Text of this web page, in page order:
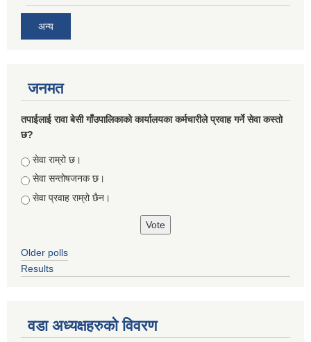
अन्य
जनमत
तपाईलाई रावा बेसी गाँउपालिकाको कार्यालयका कर्मचारीले प्रवाह गर्ने सेवा कस्तो
छ?
Choices
सेवा राम्रो छ।
सेवा सन्तोषजनक छ।
सेवा प्रवाह राम्रो छैन।
Older polls
Results
वडा अध्यक्षहरुको विवरण